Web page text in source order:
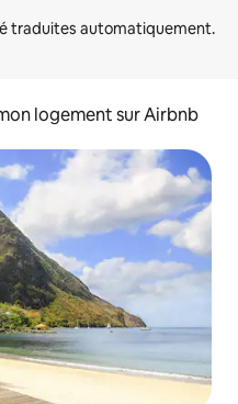
logement sur Airbnb